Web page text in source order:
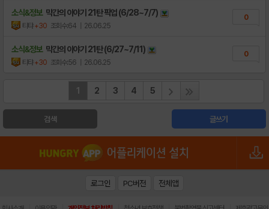
소식&정보 막간의 이야기 21탄 픽업 (6/28~7/7)
티탸+30 조회수:64 | 26.06.25
0
소식&정보 막간의 이야기 21탄 (6/27~7/11)
티탸+30 조회수:56 | 26.06.25
0
1 2 3 4 5
검색 글쓰기
로그인 PC버전 전체앱